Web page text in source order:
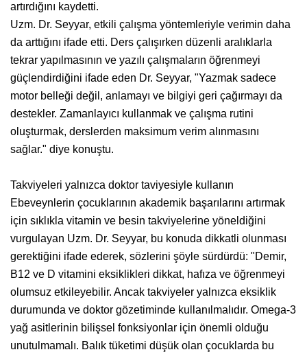
artırdığını kaydetti.
Uzm. Dr. Seyyar, etkili çalışma yöntemleriyle verimin daha
da arttığını ifade etti. Ders çalışırken düzenli aralıklarla
tekrar yapılmasının ve yazılı çalışmaların öğrenmeyi
güçlendirdiğini ifade eden Dr. Seyyar, "Yazmak sadece
motor belleği değil, anlamayı ve bilgiyi geri çağırmayı da
destekler. Zamanlayıcı kullanmak ve çalışma rutini
oluşturmak, derslerden maksimum verim alınmasını
sağlar." diye konuştu.
Takviyeleri yalnızca doktor taviyesiyle kullanın
Ebeveynlerin çocuklarının akademik başarılarını artırmak
için sıklıkla vitamin ve besin takviyelerine yöneldiğini
vurgulayan Uzm. Dr. Seyyar, bu konuda dikkatli olunması
gerektiğini ifade ederek, sözlerini şöyle sürdürdü: "Demir,
B12 ve D vitamini eksiklikleri dikkat, hafıza ve öğrenmeyi
olumsuz etkileyebilir. Ancak takviyeler yalnızca eksiklik
durumunda ve doktor gözetiminde kullanılmalıdır. Omega-3
yağ asitlerinin bilişsel fonksiyonlar için önemli olduğu
unutulmamalı. Balık tüketimi düşük olan çocuklarda bu